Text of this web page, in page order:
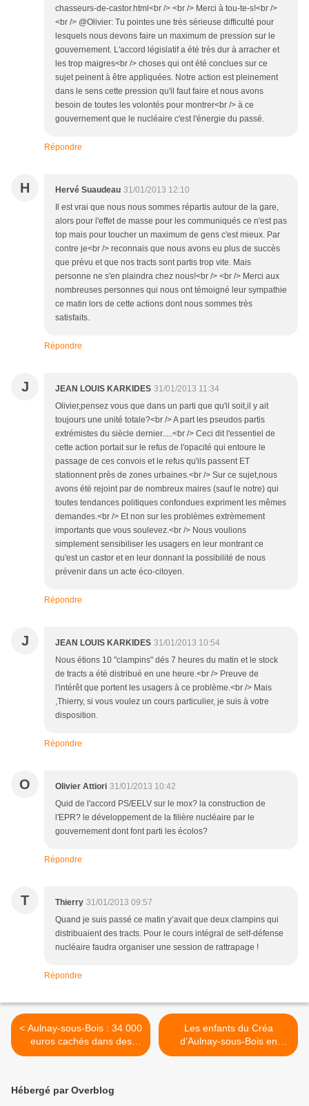
chasseurs-de-castor.html<br /> <br /> Merci à tou-te-s!<br />
<br /> @Olivier: Tu pointes une très sérieuse difficulté pour
lesquels nous devons faire un maximum de pression sur le
gouvernement. L'accord législatif a été très dur à arracher et
les trop maigres<br /> choses qui ont été conclues sur ce
sujet peinent à être appliquées. Notre action est pleinement
dans le sens cette pression qu'il faut faire et nous avons
besoin de toutes les volontés pour montrer<br /> à ce
gouvernement que le nucléaire c'est l'énergie du passé.
Répondre
H Hervé Suaudeau 31/01/2013 12:10
Il est vrai que nous nous sommes répartis autour de la gare,
alors pour l'effet de masse pour les communiqués ce n'est pas
top mais pour toucher un maximum de gens c'est mieux. Par
contre je<br /> reconnais que nous avons eu plus de succès
que prévu et que nos tracts sont partis trop vite. Mais
personne ne s'en plaindra chez nous!<br /> <br /> Merci aux
nombreuses personnes qui nous ont témoigné leur sym­pa­thie
ce matin lors de cette actions dont nous sommes très
satisfaits.
Répondre
J JEAN LOUIS KARKIDES 31/01/2013 11:34
Olivier,pensez vous que dans un parti que qu'il soit,il y ait
toujours une unité totale?<br /> A part les pseudos partis
extrémistes du siècle dernier.....<br /> Ceci dit l'essentiel de
cette action portait sur le refus de l'opacité qui entoure le
passage de ces convois et le refus qu'ils passent ET
stationnent près de zones urbaines.<br /> Sur ce sujet,nous
avons été rejoint par de nombreux maires (sauf le notre) qui
toutes tendances politiques confondues expriment les mêmes
demandes.<br /> Et non sur les problèmes extrèmement
importants que vous soulevez.<br /> Nous voulions
simplement sensibiliser les usagers en leur montrant ce
qu'est un castor et en leur donnant la possibilité de nous
prévenir dans un acte éco-citoyen.
Répondre
J JEAN LOUIS KARKIDES 31/01/2013 10:54
Nous étions 10 "clampins" dés 7 heures du matin et le stock
de tracts a été distribué en une heure.<br /> Preuve de
l'intérêt que portent les usagers à ce problème.<br /> Mais
,Thierry, si vous voulez un cours particulier, je suis à votre
disposition.
Répondre
O Olivier Attiori 31/01/2013 10:42
Quid de l'accord PS/EELV sur le mox? la construction de
l'EPR? le développement de la filière nucléaire par le
gouvernement dont font parti les écolos?
Répondre
T Thierry 31/01/2013 09:57
Quand je suis passé ce matin y’avait que deux clampins qui
distribuaient des tracts. Pour le cours intégral de self-défense
nucléaire faudra organiser une session de rattrapage !
Répondre
< Aulnay-sous-Bois : 34 000
euros cachés dans des
cartables d'enfants
Les enfants du Créa
d’Aulnay-sous-Bois en
spectacle sur la
Hébergé par Overblog